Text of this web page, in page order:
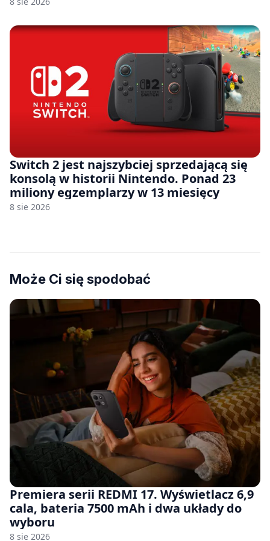
Switch 2 jest najszybciej sprzedającą się
konsolą w historii Nintendo. Ponad 23
miliony egzemplarzy w 13 miesięcy
8 sie 2026
Może Ci się spodobać
Premiera serii REDMI 17. Wyświetlacz 6,9
cala, bateria 7500 mAh i dwa układy do
wyboru
8 sie 2026